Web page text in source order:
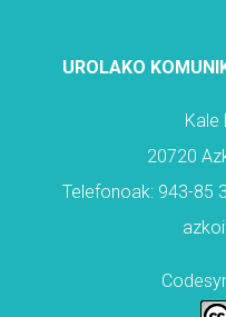
UROLAKO
Kale
20720
Telefonoak: 943-85